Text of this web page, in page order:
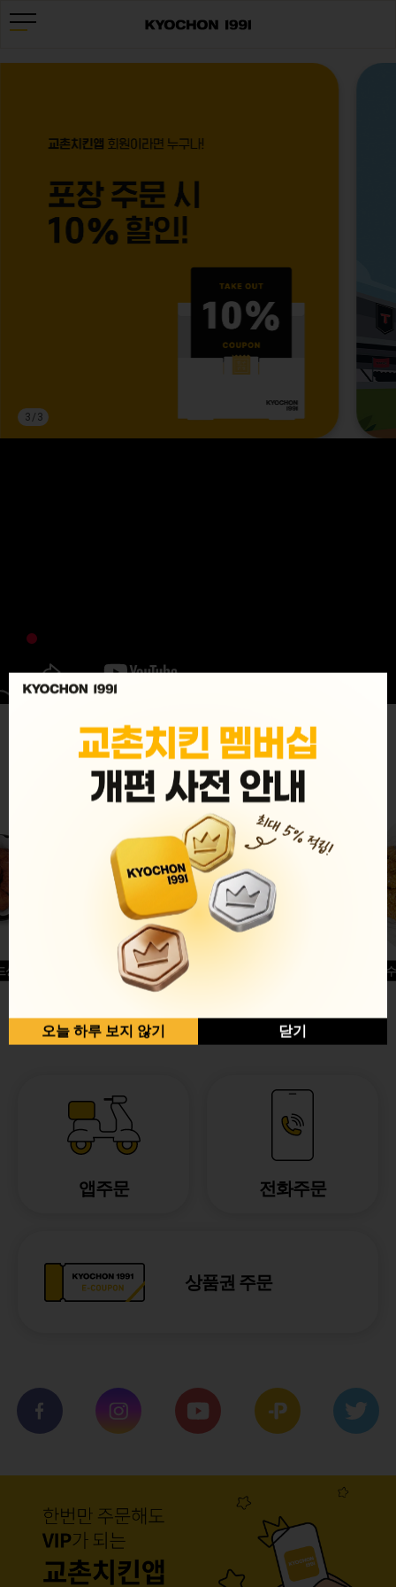
3/ 3
MENU
글윙
반반순살[레드+허니]
허니옥
앱주문 전화주문
상품권 주문
오늘 하루 보지 않기 닫기